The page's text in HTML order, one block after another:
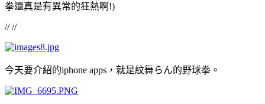
拳還真是有異常的狂熱啊!)
// //
今天要介紹的iphone apps，就是紋舞らん的野球拳。